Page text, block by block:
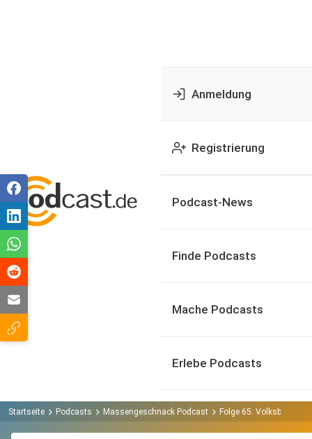
Anmeldung
Registrierung
Podcast-News
Finde Podcasts
Mache Podcasts
Erlebe Podcasts
Startseite Podcasts Massengeschnack Podcast Folge 65: Volksbank